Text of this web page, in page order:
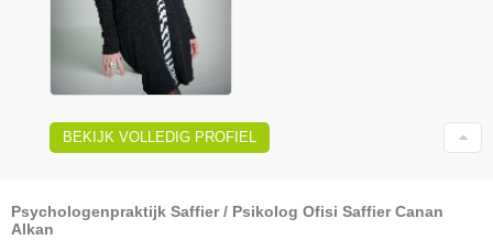
BEKIJK VOLLEDIG PROFIEL
Psychologenpraktijk Saffier / Psikolog Ofisi Saffier Canan
Alkan